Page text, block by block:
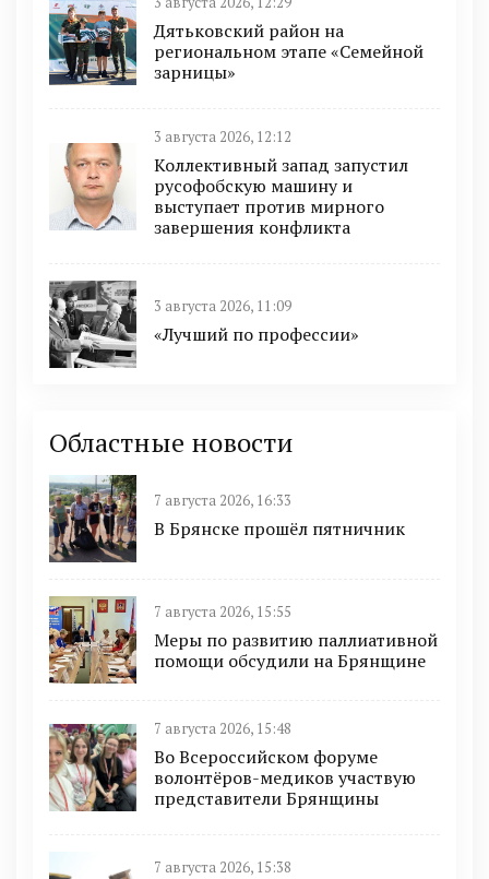
Дятьковский район на
региональном этапе «Семейной
зарницы»
3 августа 2026, 12:12
Коллективный запад запустил
русофобскую машину и
выступает против мирного
завершения конфликта
3 августа 2026, 11:09
«Лучший по профессии»
Областные новости
7 августа 2026, 16:33
В Брянске прошёл пятничник
7 августа 2026, 15:55
Меры по развитию паллиативной
помощи обсудили на Брянщине
7 августа 2026, 15:48
Во Всероссийском форуме
волонтёров-медиков участвую
представители Брянщины
7 августа 2026, 15:38